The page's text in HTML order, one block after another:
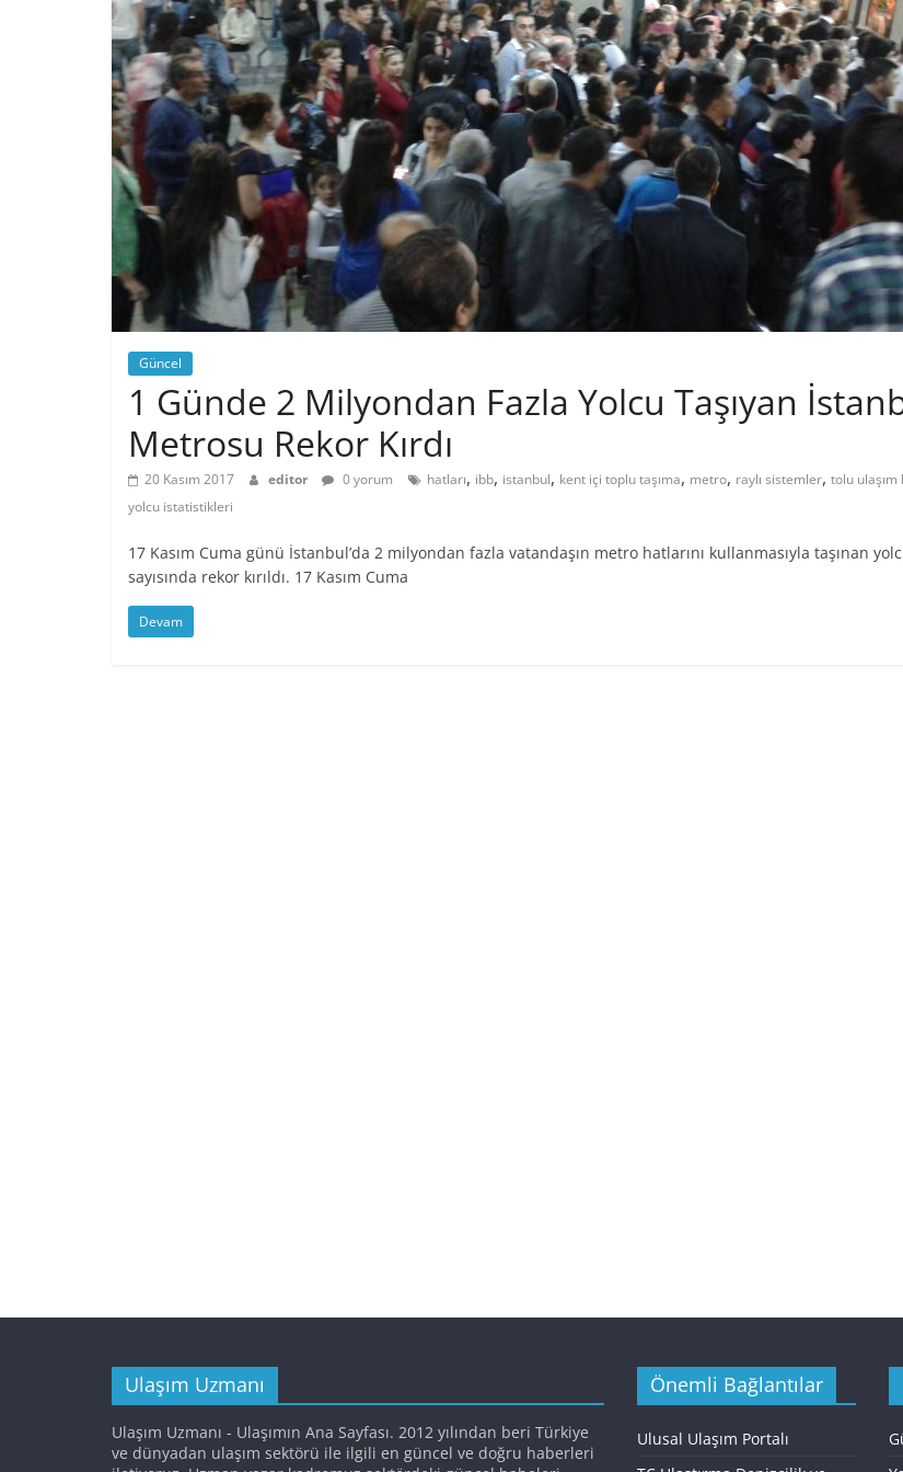
Güncel
1 Günde 2 Milyondan Fazla Yolcu Taşıyan
Metrosu Rekor Kırdı
20 Kasım 2017 editor 0 yorum hatları, ibb, istanbul, kent içi toplu taşıma, metro, raylı sistemler, tolu
yolcu istatistikleri
17 Kasım Cuma günü İstanbul’da 2 milyondan fazla vatandaşın metro hatlarını kullanmasıyla taşınan
sayısında rekor kırıldı. 17 Kasım Cuma
Devam
Ulaşım Uzmanı
Ulaşım Uzmanı - Ulaşımın Ana Sayfası. 2012 yılından beri Türkiye
ve dünyadan ulaşım sektörü ile ilgili en güncel ve doğru haberleri
Önemli Bağlantılar
Ulusal Ulaşım Portalı